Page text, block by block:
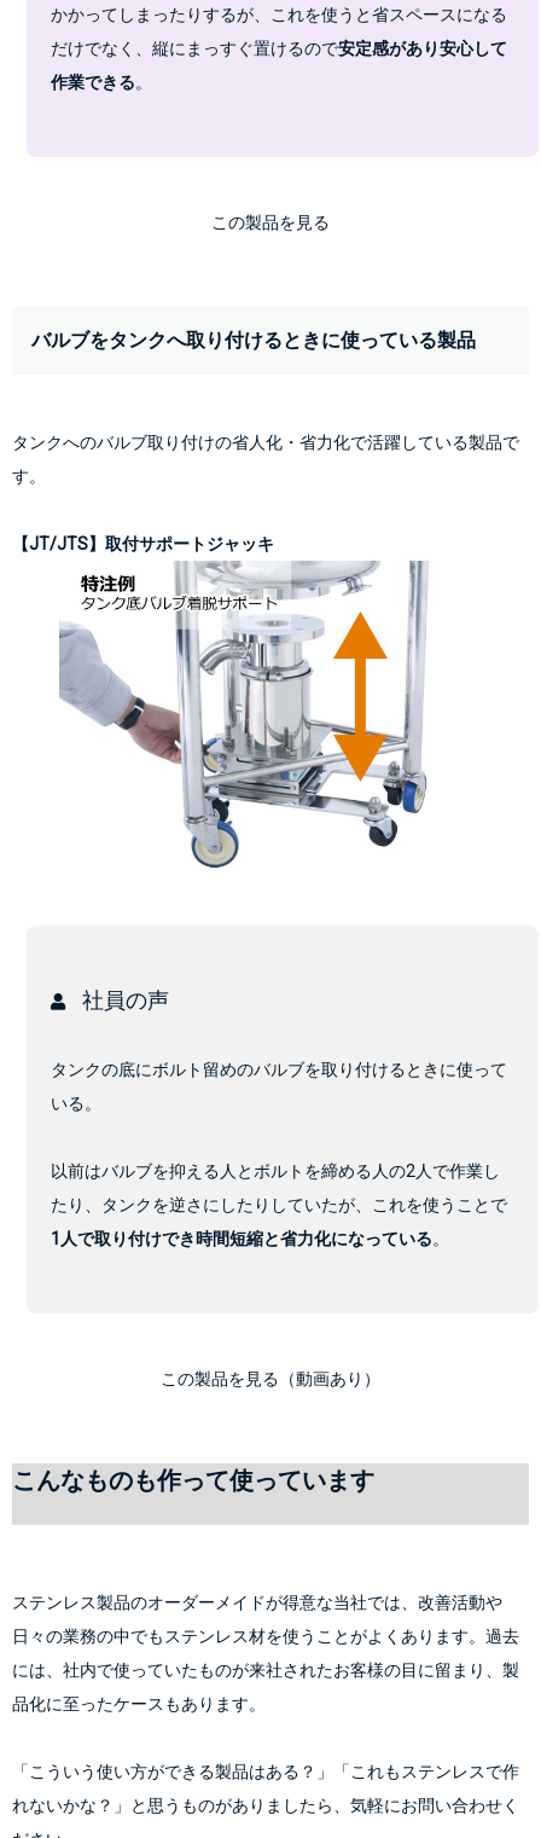
かかってしまったりするが、これを使うと省スペースになる
だけでなく、縦にまっすぐ置けるので安定感があり安心して
作業できる。
この製品を見る
バルブをタンクへ取り付けるときに使っている製品
タンクへのバルブ取り付けの省人化・省力化で活躍している製品で
す。
【JT/JTS】取付サポートジャッキ
社員の声
タンクの底にボルト留めのバルブを取り付けるときに使って
いる。
以前はバルブを抑える人とボルトを締める人の2人で作業し
たり、タンクを逆さにしたりしていたが、これを使うことで
1人で取り付けでき時間短縮と省力化になっている。
この製品を見る（動画あり）
こんなものも作って使っています
ステンレス製品のオーダーメイドが得意な当社では、改善活動や
日々の業務の中でもステンレス材を使うことがよくあります。過去
には、社内で使っていたものが来社されたお客様の目に留まり、製
品化に至ったケースもあります。
「こういう使い方ができる製品はある？」「これもステンレスで作
れないかな？」と思うものがありましたら、気軽にお問い合わせく